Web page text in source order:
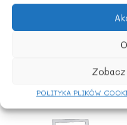
POLITYKA PLIKÓW
Rolnictwo UE